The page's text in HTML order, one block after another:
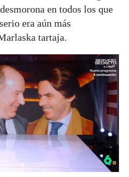
en todos los que
era aún más
tartaja.